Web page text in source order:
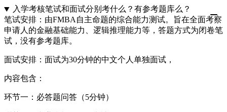
入学考核笔试和面试分别考什么？有参考题库么？
笔试安排：由FMBA自主命题的综合能力测试。旨在全面考察
申请人的金融基础能力、逻辑推理能力等，答题方式为闭卷笔
试，没有参考题库。
面试安排：面试为30分钟的中文个人单独面试，
内容包含：
环节一：必答题问答（5分钟）